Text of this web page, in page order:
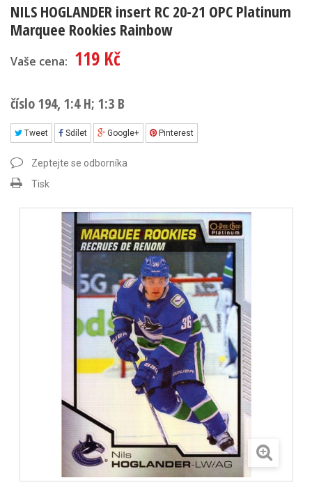
NILS HOGLANDER insert RC 20-21 OPC Platinum
Marquee Rookies Rainbow
Vaše cena: 119 Kč
číslo 194, 1:4 H; 1:3 B
Tweet Sdílet Google+ Pinterest
Zeptejte se odborníka
Tisk